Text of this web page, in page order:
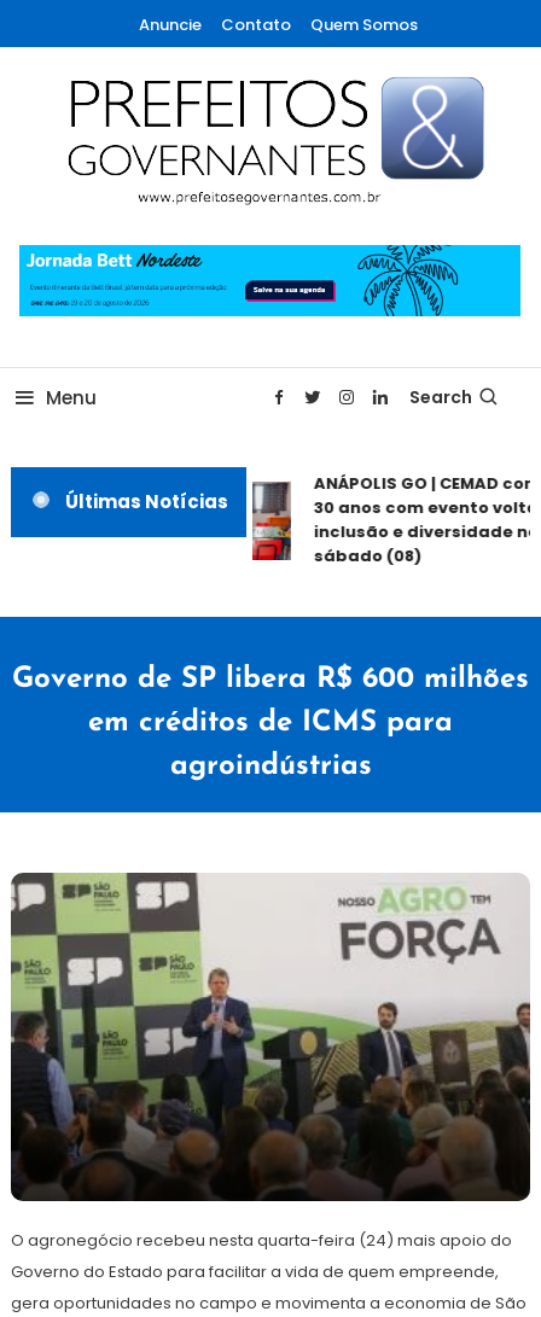
To
Content
Anuncie Contato Quem Somos
Prefeitos & Governantes
Menu Search
Últimas Notícias
ANÁPOLIS GO | CEMAD
30 anos com evento
inclusão e diversidade
sábado (08)
Governo de SP libera R$ 600 milhões
em créditos de ICMS para
agroindústrias
25
abril
de
Redação
O agronegócio recebeu nesta quarta-feira (24) mais apoio do
Governo do Estado para facilitar a vida de quem empreende,
gera oportunidades no campo e movimenta a economia de São